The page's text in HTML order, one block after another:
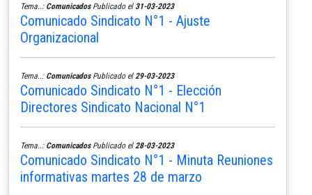
Tema..: ComunicadosPublicado el 31-03-2023
Comunicado Sindicato N°1 - Ajuste
Organizacional
Tema..: ComunicadosPublicado el 29-03-2023
Comunicado Sindicato N°1 - Elección
Directores Sindicato Nacional N°1
Tema..: ComunicadosPublicado el 28-03-2023
Comunicado Sindicato N°1 - Minuta Reuniones
informativas martes 28 de marzo